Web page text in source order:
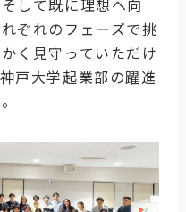
ぞれのフェーズで挑
く見守っていただけ
戸大学起業部の躍進